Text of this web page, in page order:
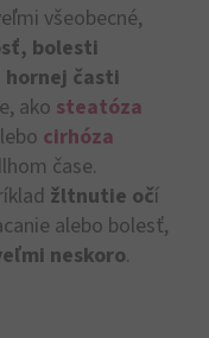
všeobecné,
bolesti
hornej časti
ako steatóza
cirhóza
čase.
žltnutie očí
alebo bolesť,
neskoro.